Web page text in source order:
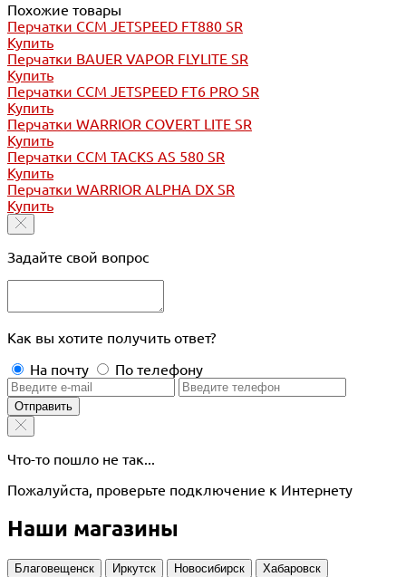
Похожие товары
Перчатки CCM JETSPEED FT880 SR
Купить
Перчатки BAUER VAPOR FLYLITE SR
Купить
Перчатки CCM JETSPEED FT6 PRO SR
Купить
Перчатки WARRIOR COVERT LITE SR
Купить
Перчатки CCM TACKS AS 580 SR
Купить
Перчатки WARRIOR ALPHA DX SR
Купить
Задайте свой вопрос
Как вы хотите получить ответ?
На почту
По телефону
Отправить
Что-то пошло не так...
Пожалуйста, проверьте подключение к Интернету
Наши магазины
Благовещенск Иркутск Новосибирск
Хабаровск